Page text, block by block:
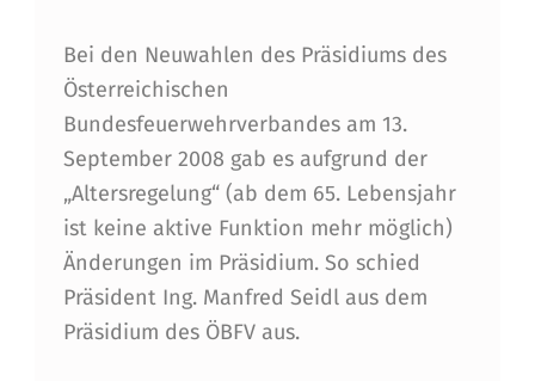
T
A
G
U
N
D
B
Bei den Neuwahlen des Präsidiums des
Österreichischen
Bundesfeuerwehrverbandes am 13.
September 2008 gab es aufgrund der
„Altersregelung“ (ab dem 65. Lebensjahr
ist keine aktive Funktion mehr möglich)
Änderungen im Präsidium. So schied
Präsident Ing. Manfred Seidl aus dem
Präsidium des ÖBFV aus.